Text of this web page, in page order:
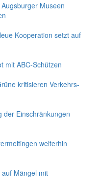
Museen
Kooperation setzt auf
mit ABC-Schüt­zen
kritisieren Verkehrs-
der Einschränkungen
weiterhin
Mängel mit